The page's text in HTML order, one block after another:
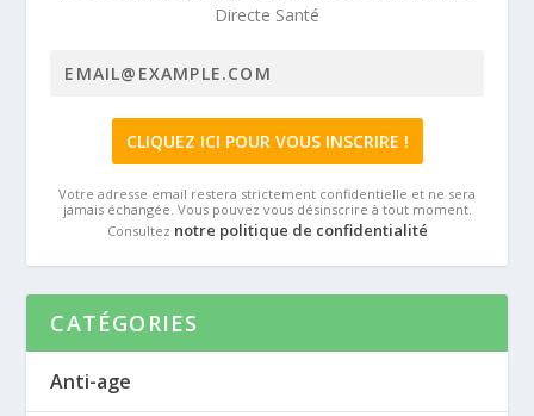
Directe Santé
Votre adresse email restera strictement confidentielle et ne sera
jamais échangée. Vous pouvez vous désinscrire à tout moment.
Consultez notre politique de confidentialité
CATÉGORIES
Anti-age